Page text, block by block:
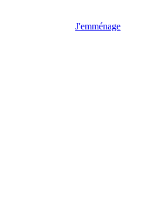
J'emménage